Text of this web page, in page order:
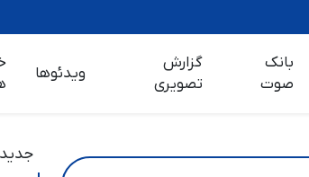
بانک
صوت
گزارش
تصویری
ویدئوها